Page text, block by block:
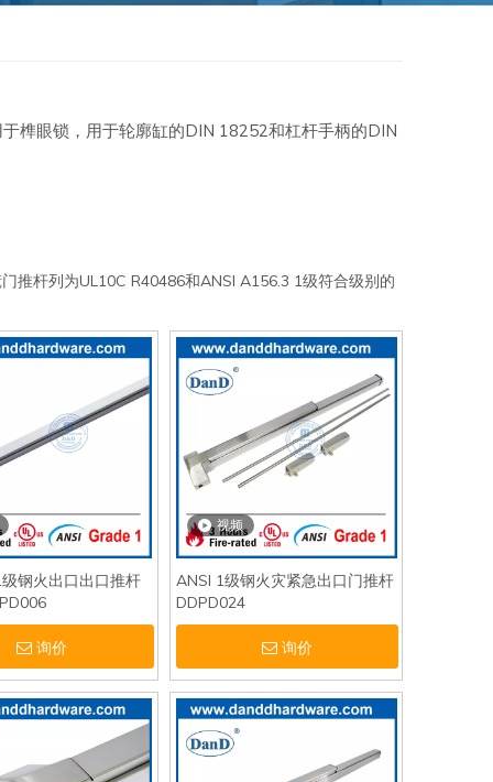
榫眼锁，用于轮廓缸的DIN 18252和杠杆手柄的DIN
推杆列为UL10C R40486和ANSI A156.3 1级符合级别的
钢火出口出口推杆
询价
视频
ANSI 1级钢火灾紧急出口门推杆
DDPD024
询价